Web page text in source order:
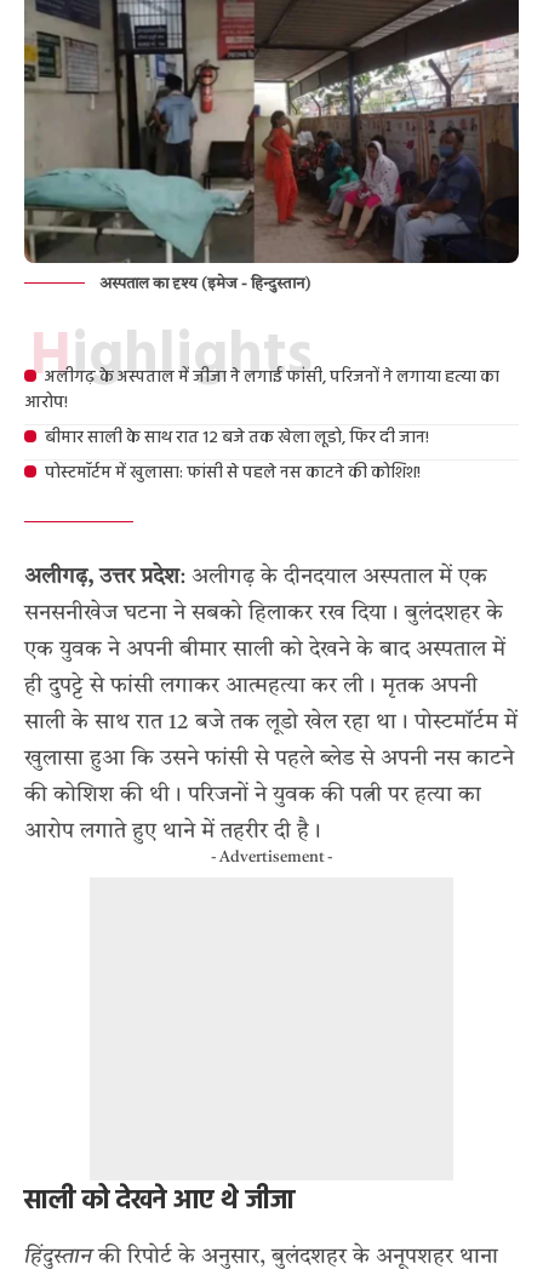
अस्पताल का दृश्य (इमेज - हिन्दुस्तान)
Highlights
अलीगढ़ के अस्पताल में जीजा ने लगाई फांसी, परिजनों ने लगाया हत्या का
आरोप!
बीमार साली के साथ रात 12 बजे तक खेला लूडो, फिर दी जान!
पोस्टमॉर्टम में खुलासा: फांसी से पहले नस काटने की कोशिश!
अलीगढ़, उत्तर प्रदेश: अलीगढ़ के दीनदयाल अस्पताल में एक
सनसनीखेज घटना ने सबको हिलाकर रख दिया। बुलंदशहर के
एक युवक ने अपनी बीमार साली को देखने के बाद अस्पताल में
ही दुपट्टे से फांसी लगाकर आत्महत्या कर ली। मृतक अपनी
साली के साथ रात 12 बजे तक लूडो खेल रहा था। पोस्टमॉर्टम में
खुलासा हुआ कि उसने फांसी से पहले ब्लेड से अपनी नस काटने
की कोशिश की थी। परिजनों ने युवक की पत्नी पर हत्या का
आरोप लगाते हुए थाने में तहरीर दी है।
- Advertisement -
साली को देखने आए थे जीजा
हिंदुस्तानकी रिपोर्ट के अनुसार, बुलंदशहर के अनूपशहर थाना